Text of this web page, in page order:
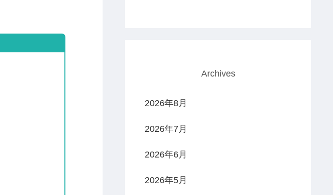
Archives
2026年8月
2026年7月
2026年6月
2026年5月